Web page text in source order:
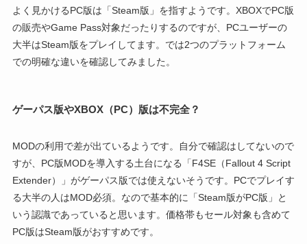
よく見かけるPC版は「Steam版」を指すようです。XBOXでPC版
の販売やGame Pass対象だったりするのですが、PCユーザーの
大半はSteam版をプレイしてます。では2つのプラットフォーム
での明確な違いを確認してみました。
ゲーパス版やXBOX（PC）版は不完全？
MODの利用で差が出ているようです。自分で確認はしてないので
すが、PC版MODを導入する土台になる「F4SE（Fallout 4 Script
Extender）」がゲーパス版では使えないそうです。PCでプレイす
る大半の人はMOD必須。なので基本的に「Steam版がPC版」と
いう認識であっていると思います。価格帯もセール対象も含めて
PC版はSteam版がおすすめです。